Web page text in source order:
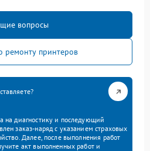
вопросы
ремонту принтеров
на диагностику и последующий
заказ-наряд с указанием страховых
Далее, после выполнения работ
акт выполненных работ и